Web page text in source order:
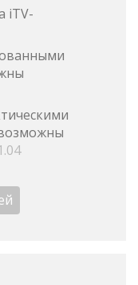
iTV-